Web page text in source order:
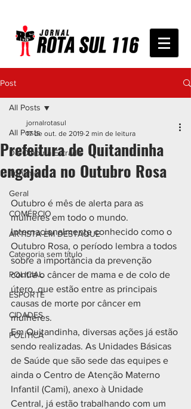
Post
All Posts
De Olho na Estrada
Turismo
Geral
COMÉRCIO
ARTISTA EM DESTAQUE
Categoria sem título
POLICIAL
ESPORTE
CIDADES
POLÍTICA
All Posts
Prefeitura de Quitandinha
engajada no Outubro Rosa
jornalrotasul
17 de out. de 2019 2 min de leitura
Outubro é mês de alerta para as
mulheres em todo o mundo.
Internacionalmente conhecido como o
Outubro Rosa, o período lembra a todos
sobre a importância da prevenção
contra o câncer de mama e de colo de
útero, que estão entre as principais
causas de morte por câncer em
mulheres.
Em Quitandinha, diversas ações já estão
sendo realizadas. As Unidades Básicas
de Saúde que são sede das equipes e
ainda o Centro de Atenção Materno
Infantil (Cami), anexo à Unidade
Central, já estão trabalhando com um